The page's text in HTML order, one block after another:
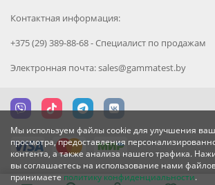
Мы используем файлы cookie для улучшения
просмотра, предоставления
контента, а также анализа нашего трафика.
вы соглашаетесь на использование нами
принимаете политику конфиденциальности.
Контактная информация:
+375 (29) 389-88-68 - Специалист по продажам
Электронная почта: sales@gammatest.by